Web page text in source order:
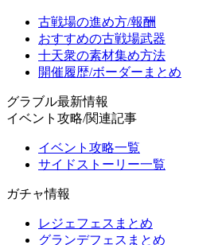
古戦場の進め方/報酬
おすすめの古戦場武器
十天衆の素材集め方法
開催履歴/ボーダーまとめ
グラブル最新情報
イベント攻略/関連記事
イベント攻略一覧
サイドストーリー一覧
ガチャ情報
レジェフェスまとめ
グランデフェスまとめ